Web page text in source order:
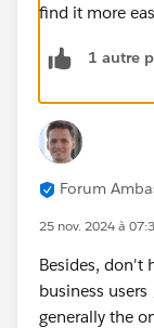
find it more
1 autre
Forum
25 nov. 2024 à
Besides, don't
business
generally the